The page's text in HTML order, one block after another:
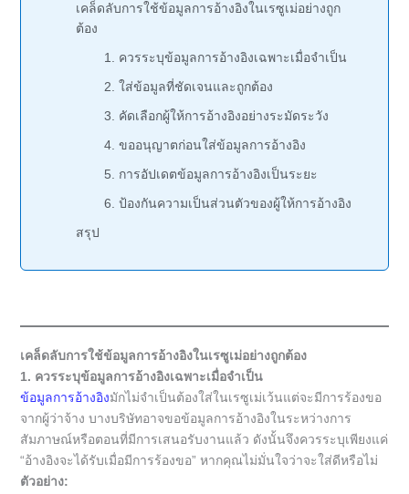
เคล็ดลับการใช้ข้อมูลการอ้างอิงในเรซูเม่อย่างถูก
ต้อง
1. ควรระบุข้อมูลการอ้างอิงเฉพาะเมื่อจำเป็น
2. ใส่ข้อมูลที่ชัดเจนและถูกต้อง
3. คัดเลือกผู้ให้การอ้างอิงอย่างระมัดระวัง
4. ขออนุญาตก่อนใส่ข้อมูลการอ้างอิง
5. การอัปเดตข้อมูลการอ้างอิงเป็นระยะ
6. ป้องกันความเป็นส่วนตัวของผู้ให้การอ้างอิง
สรุป
เคล็ดลับการใช้ข้อมูลการอ้างอิงในเรซูเม่อย่างถูกต้อง
1. ควรระบุข้อมูลการอ้างอิงเฉพาะเมื่อจำเป็น
ข้อมูลการอ้างอิงมักไม่จำเป็นต้องใส่ในเรซูเม่เว้นแต่จะมีการร้องขอ
จากผู้ว่าจ้าง บางบริษัทอาจขอข้อมูลการอ้างอิงในระหว่างการ
สัมภาษณ์หรือตอนที่มีการเสนอรับงานแล้ว ดังนั้นจึงควรระบุเพียงแค่
“อ้างอิงจะได้รับเมื่อมีการร้องขอ” หากคุณไม่มั่นใจว่าจะใส่ดีหรือไม่
ตัวอย่าง: